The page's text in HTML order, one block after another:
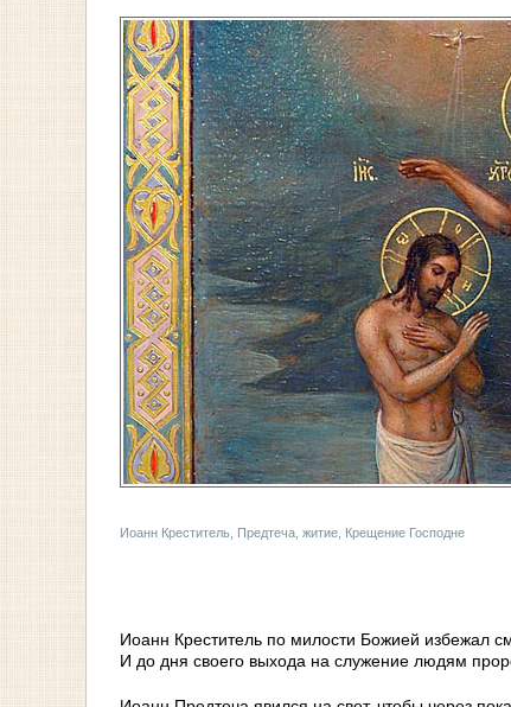
Иоанн Креститель, Предтеча, житие, Крещение Господне
Иоанн Креститель по милости Божией избежал
И до дня своего выхода на служение людям